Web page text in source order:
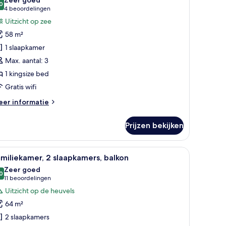
van 10
4 beoordelingen
(4
beoordelingen)
Uitzicht op zee
58 m²
1 slaapkamer
Max. aantal: 3
1 kingsize bed
Gratis wifi
informatie
Prijzen bekijken
gordijnen.
een bureau, een stoel, een televisie en uitzicht op de omgeving.
Een hotelkamer met twee bedden, een
7 2 slaapkamers, balkon
van 10
Zeer goed
11 beoordelingen
(11
beoordelingen)
Uitzicht op de heuvels
64 m²
2 slaapkamers